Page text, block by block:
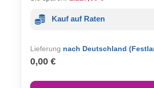
Kauf auf Raten
Lieferung nach Deutschland
0,00 €